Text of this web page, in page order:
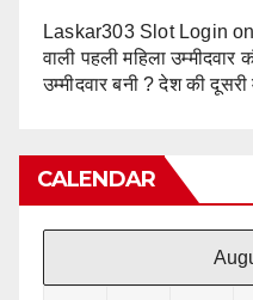
Laskar303 Slot Login on
वाली पहली महिला
उम्मीदवार बनी ? देश की दूसरी
CALENDAR